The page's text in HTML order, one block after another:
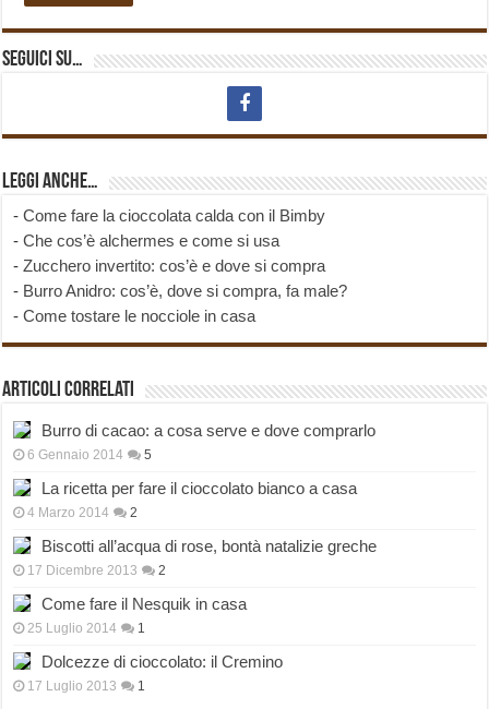
Seguici su…
Leggi anche…
-Come fare la cioccolata calda con il Bimby
-Che cos’è alchermes e come si usa
-Zucchero invertito: cos’è e dove si compra
- Burro Anidro: cos’è, dove si compra, fa male?
-Come tostare le nocciole in casa
Articoli correlati
Burro di cacao: a cosa serve e dove comprarlo
6 Gennaio 2014 5
La ricetta per fare il cioccolato bianco a casa
4 Marzo 2014 2
Biscotti all’acqua di rose, bontà natalizie greche
17 Dicembre 2013 2
Come fare il Nesquik in casa
25 Luglio 2014 1
Dolcezze di cioccolato: il Cremino
17 Luglio 2013 1